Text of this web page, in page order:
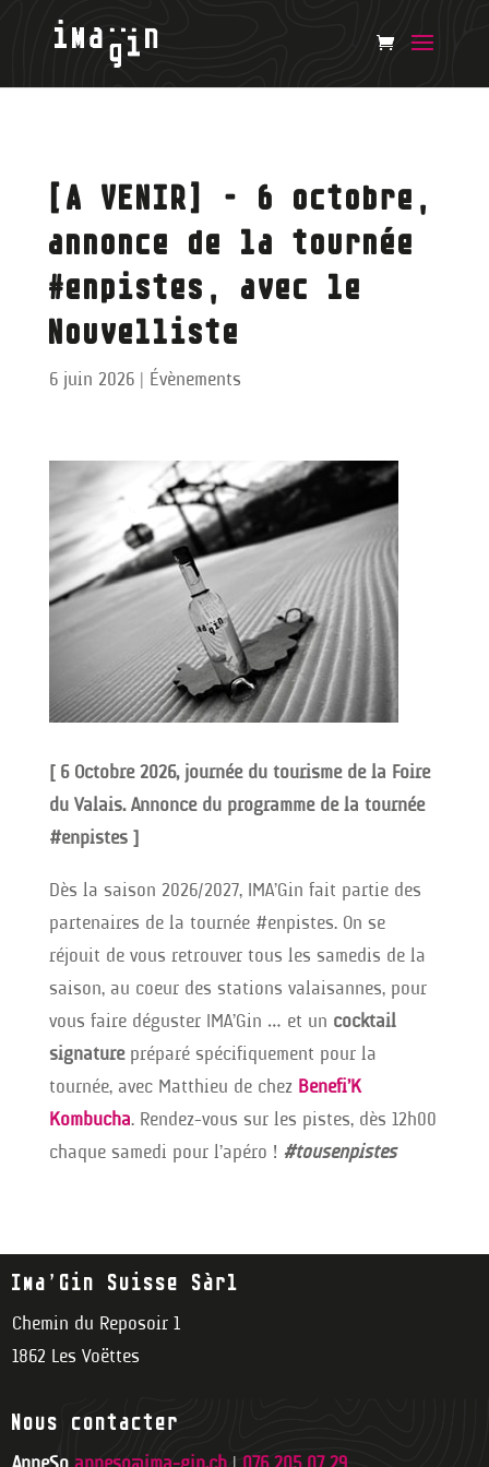
[A VENIR] – 6 octobre,
annonce de la tournée
#enpistes, avec le
Nouvelliste
6 juin 2026| Évènements
[ 6 Octobre 2026, journée du tourisme de la Foire
du Valais. Annonce du programme de la tournée
#enpistes ]
Dès la saison 2026/2027, IMA’Gin fait partie des
partenaires de la tournée #enpistes. On se
réjouit de vous retrouver tous les samedis de la
saison, au coeur des stations valaisannes, pour
vous faire déguster IMA’Gin … et un cocktail
signaturepréparé spécifiquement pour la
tournée, avec Matthieu de chez Benefi’K
Kombucha. Rendez-vous sur les pistes, dès 12h00
chaque samedi pour l’apéro ! #tousenpistes
Ima’Gin Suisse Sàrl
Chemin du Reposoir 1
1862 Les Voëttes
Nous contacter
AnneSo anneso@ima-gin.ch | 076 205 07 29